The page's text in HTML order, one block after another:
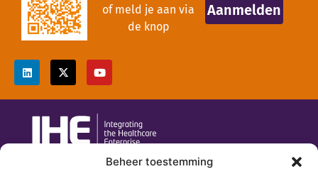
Beheer toestemming
of meld je aan via
de knop
Aanmelden